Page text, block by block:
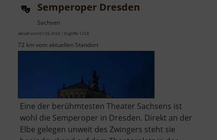
Semperoper Dresden
Sachsen
aktuell vom 07.06.2026 / Zugriffe: 1258
72 km vom aktuellen Standort
Eine der berühmtesten Theater Sachsens ist
wohl die Semperoper in Dresden. Direkt an der
Elbe gelegen unweit des Zwingers steht sie